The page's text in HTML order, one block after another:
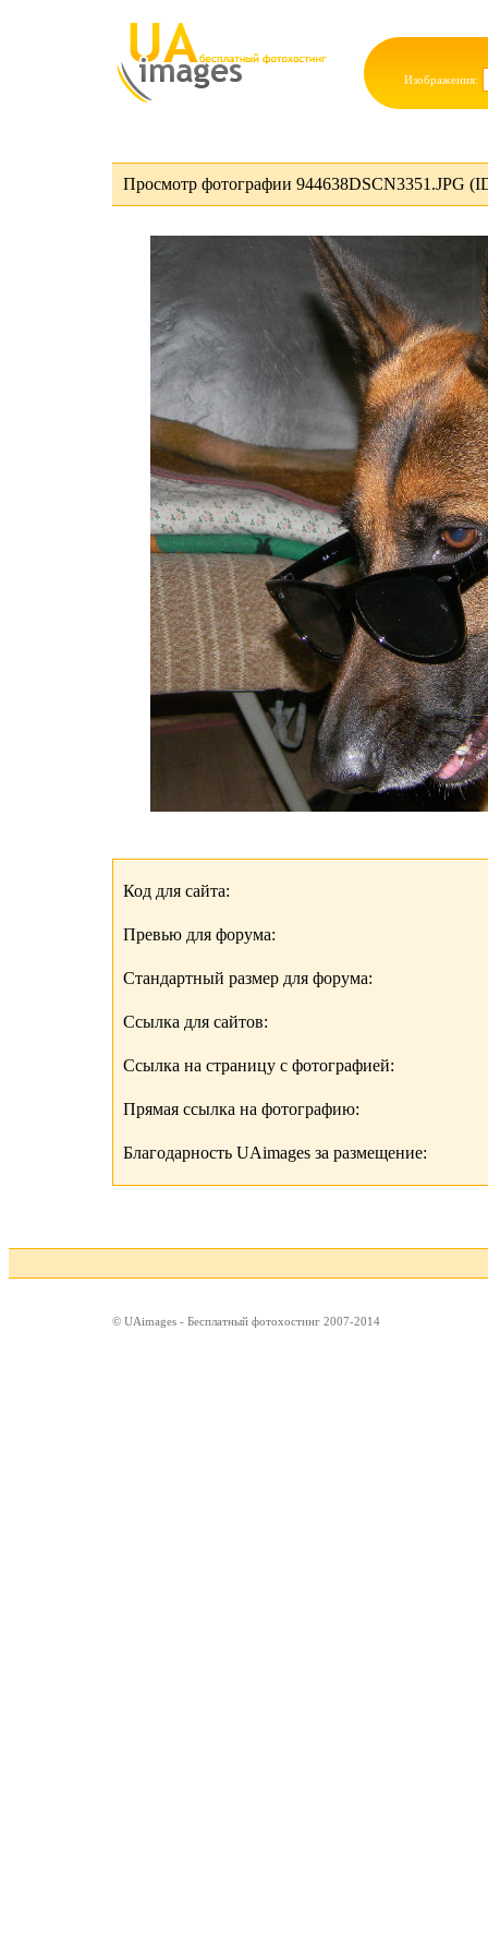
Изображения:
Просмотр фотографии 944638DSCN3351.JPG
Код для сайта:
Превью для форума:
Стандартный размер для форума:
Ссылка для сайтов:
Ссылка на страницу с фотографией:
Прямая ссылка на фотографию:
Благодарность UAimages за размещение:
© UAimages - Бесплатный фотохостинг 2007-2014